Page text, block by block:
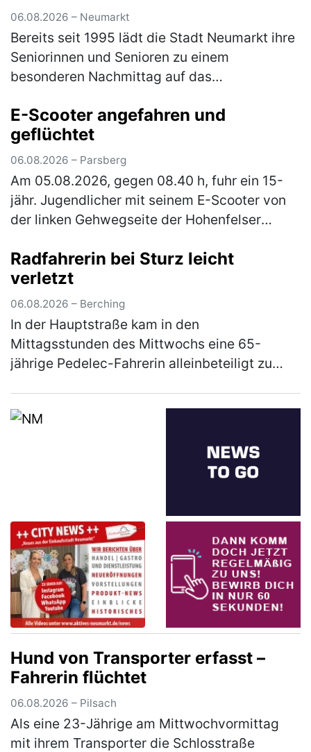
06.08.2026 – Neumarkt
Bereits seit 1995 lädt die Stadt Neumarkt ihre
Seniorinnen und Senioren zu einem
besonderen Nachmittag auf das
August 2026, ist es ab 12 Uhr wieder so weit.
Er… (mehr)
E-Scooter angefahren und
geflüchtet
06.08.2026 – Parsberg
Am 05.08.2026, gegen 08.40 h, fuhr ein 15-
jähr. Jugendlicher mit seinem E-Scooter von
der linken Gehwegseite der Hohenfelser
Straße ein. Hier fuhr er auf …(mehr)
Radfahrerin bei Sturz leicht
verletzt
06.08.2026 – Berching
In der Hauptstraße kam in den
Mittagsstunden des Mittwochs eine 65-
jährige Pedelec-Fahrerin alleinbeteiligt zu
Klinikum…
Hund von Transporter erfasst –
Fahrerin flüchtet
06.08.2026 – Pilsach
Als eine 23-Jährige am Mittwochvormittag
mit ihrem Transporter die Schlosstraße